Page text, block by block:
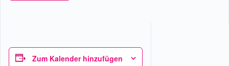
Zum Kalender hinzufügen